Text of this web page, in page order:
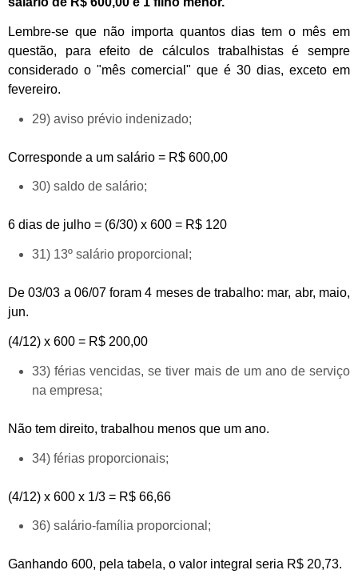
Lembre-se que não importa quantos dias tem o mês em
questão, para efeito de cálculos trabalhistas é sempre
considerado o "mês comercial" que é 30 dias, exceto em
fevereiro.
29) aviso prévio indenizado;
Corresponde a um salário = R$ 600,00
30) saldo de salário;
6 dias de julho = (6/30) x 600 = R$ 120
31) 13º salário proporcional;
De 03/03 a 06/07 foram 4 meses de trabalho: mar, abr, maio,
jun.
(4/12) x 600 = R$ 200,00
33) férias vencidas, se tiver mais de um ano de serviço
na empresa;
Não tem direito, trabalhou menos que um ano.
34) férias proporcionais;
(4/12) x 600 x 1/3 = R$ 66,66
36) salário-família proporcional;
Ganhando 600, pela tabela, o valor integral seria R$ 20,73.